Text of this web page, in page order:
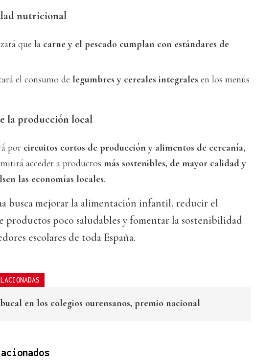
nutricional
que la carne y el pescado cumplan con estándares de
el consumo de legumbres y cereales integrales en los menús
la producción local
por circuitos cortos de producción y alimentos de cercanía,
acceder a productos más sostenibles, de mayor calidad y
las economías locales.
busca mejorar la alimentación infantil, reducir el
productos poco saludables y fomentar la sostenibilidad
escolares de toda España.
en los colegios ourensanos, premio nacional